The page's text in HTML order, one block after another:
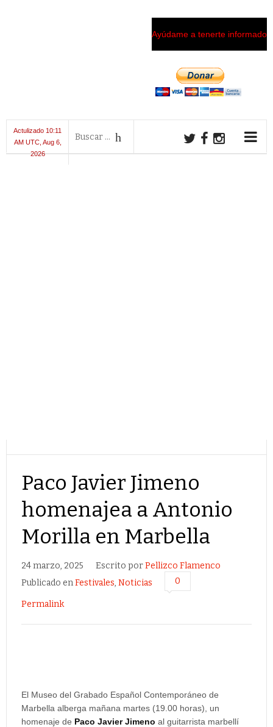
Ayúdame a tenerte informado
Actulizado 10:11
AM UTC, Aug 6,
2026
Paco Javier Jimeno
homenajea a Antonio
Morilla en Marbella
24 marzo, 2025 Escrito porPellizco Flamenco
Publicado enFestivales, Noticias 0
Permalink
El Museo del Grabado Español Contemporáneo de
Marbella alberga mañana martes (19.00 horas), un
homenaje de Paco Javier Jimeno al guitarrista marbellí